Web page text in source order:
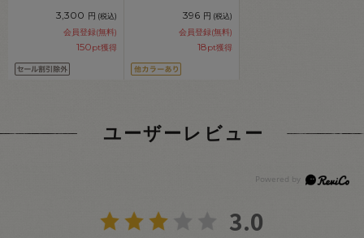
3,300 円 (税込)
会員登録(無料)
150pt獲得
396 円 (税込)
会員登録(無料)
18pt獲得
ユーザーレビュー
3.0